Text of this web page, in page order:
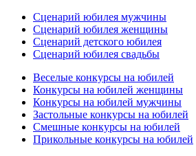
Сценарий юбилея мужчины
Сценарий юбилея женщины
Сценарий детского юбилея
Сценарий юбилея свадьбы
Веселые конкурсы на юбилей
Конкурсы на юбилей женщины
Конкурсы на юбилей мужчины
Застольные конкурсы на юбилей
Смешные конкурсы на юбилей
Прикольные конкурсы на юбилей